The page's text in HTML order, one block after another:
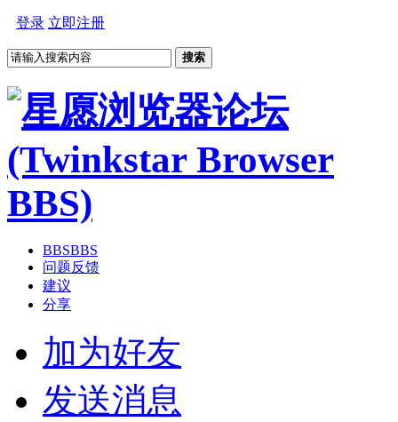
登录 立即注册
搜索
BBSBBS
问题反馈
建议
分享
加为好友
发送消息